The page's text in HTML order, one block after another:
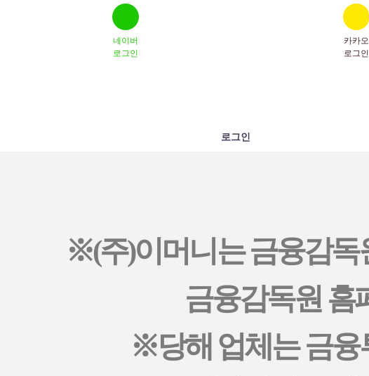
네이버
로그인
카카오
로그인
로그인
※(주)이머니는 금융감독
금융감독원 홈
※당해 업체는 금융